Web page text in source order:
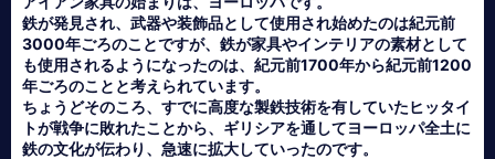
鉄が発見され、武器や装飾品として使用され始めたのは紀元前
3000年ごろのことですが、鉄が家具やインテリアの素材として
も使用されるようになったのは、紀元前1700年から紀元前1200
年ごろのことと考えられています。
ちょうどそのころ、すでに高度な製鉄技術を有していたヒッタイ
トが戦争に敗れたことから、ギリシアを通してヨーロッパ全土に
鉄の文化が伝わり、急速に拡大していったのです。